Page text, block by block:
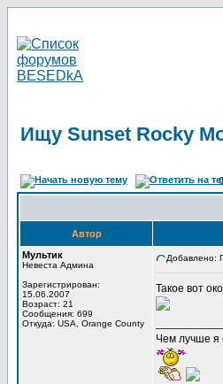
Ищу Sunset Rocky
Автор
Мультик
Невеста Админа
Зарегистрирован:
15.06.2007
Возраст: 21
Сообщения: 699
Откуда: USA, Orange County
Добавлено:
Такое вот
Чем лучше я